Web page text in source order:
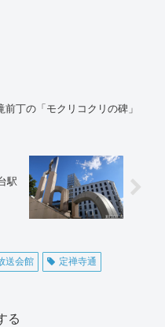
前丁の「モクリコクリの碑」
駅
送会館
定禅寺通
る